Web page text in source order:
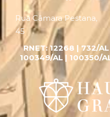
Rua Câmara Pestana,
45
RNET:12268 | 732/
100349/AL | 100350/